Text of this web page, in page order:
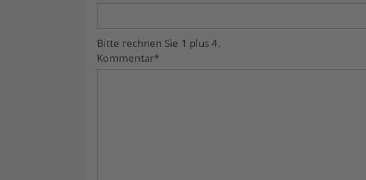
Bitte rechnen Sie 1 plus 4.
Kommentar*